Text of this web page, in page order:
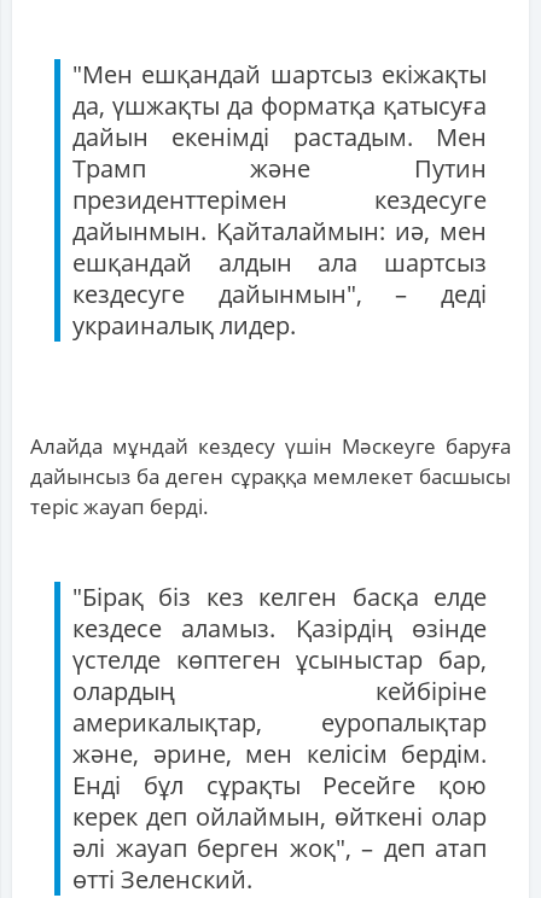
"Мен ешқандай шартсыз екіжақты
да, үшжақты да форматқа қатысуға
дайын екенімді растадым. Мен
Трамп және Путин
президенттерімен кездесуге
дайынмын. Қайталаймын: иә, мен
ешқандай алдын ала шартсыз
кездесуге дайынмын", – деді
украиналық лидер.
Алайда мұндай кездесу үшін Мәскеуге баруға
дайынсыз ба деген сұраққа мемлекет басшысы
теріс жауап берді.
"Бірақ біз кез келген басқа елде
кездесе аламыз. Қазірдің өзінде
үстелде көптеген ұсыныстар бар,
олардың кейбіріне
америкалықтар, еуропалықтар
және, әрине, мен келісім бердім.
Енді бұл сұрақты Ресейге қою
керек деп ойлаймын, өйткені олар
әлі жауап берген жоқ", – деп атап
өтті Зеленский.